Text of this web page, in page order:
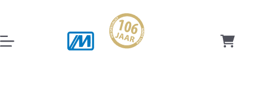
inhoud